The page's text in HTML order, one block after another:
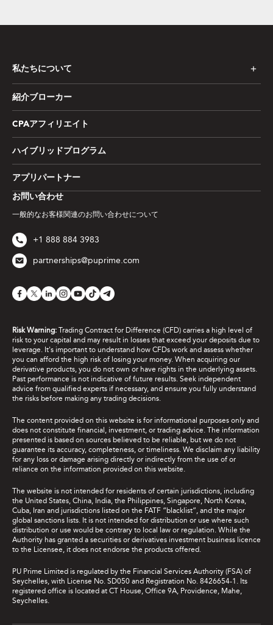
お問い合わせ
一般的なお客様関連のお問い合わせについて
+1 888 884 3983
partnerships@puprime.com
私たちについて
紹介ブローカー
CPAアフィリエイト
ハイブリッドプログラム
アプリパートナー
Risk Warning: Trading Contract for Difference (CFD) carries a high level of
risk to your capital and may result in losses that exceed your deposits due to
leverage. It's important to understand how CFDs work and assess whether
you can afford the high risk of losing your money. When acquiring our
derivative products, you do not own or have rights in the underlying assets.
Past performance is not indicative of future results. Seek independent
advice from qualified experts if necessary, and ensure you fully understand
the risks before making any trading decisions.
The content provided on this website is for informational purposes only and
does not constitute financial, investment, or trading advice. The information
presented is based on sources believed to be reliable, but we do not
guarantee its accuracy, completeness, or timeliness. We disclaim any liability
for any loss or damage arising directly or indirectly from the use of or
reliance on the information provided on this website.
The website is not intended for residents of certain jurisdictions, including
the United States, China, India, the Philippines, Singapore, North Korea,
Cuba, Iran and jurisdictions listed on the FATF “blacklist”, and the major
global sanctions lists. It is not intended for distribution or use where such
distribution or use would be contrary to local law or regulation. While the
Authority has granted a securities or derivatives investment business licence
to the Licensee, it does not endorse the products offered.
PU Prime Limited is regulated by the Financial Services Authority (FSA) of
Seychelles, with License No. SD050 and Registration No. 8426654-1. Its
registered office is located at CT House, Office 9A, Providence, Mahe,
Seychelles.